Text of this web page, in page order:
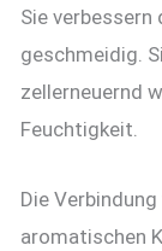
Sie verbessern
geschmeidig.
zellerneuernd
Feuchtigkeit.
Die
aromatischen